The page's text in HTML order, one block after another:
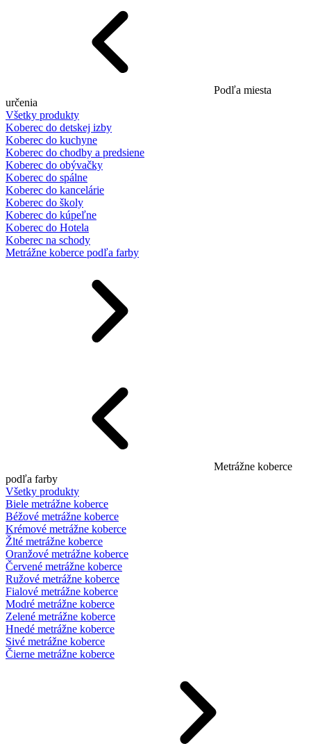
Podľa miesta
určenia
Všetky produkty
Koberec do detskej izby
Koberec do kuchyne
Koberec do chodby a predsiene
Koberec do obývačky
Koberec do spálne
Koberec do kancelárie
Koberec do školy
Koberec do kúpeľne
Koberec do Hotela
Koberec na schody
Metrážne koberce podľa farby
Metrážne koberce
podľa farby
Všetky produkty
Biele metrážne koberce
Béžové metrážne koberce
Krémové metrážne koberce
Žlté metrážne koberce
Oranžové metrážne koberce
Červené metrážne koberce
Ružové metrážne koberce
Fialové metrážne koberce
Modré metrážne koberce
Zelené metrážne koberce
Hnedé metrážne koberce
Sivé metrážne koberce
Čierne metrážne koberce